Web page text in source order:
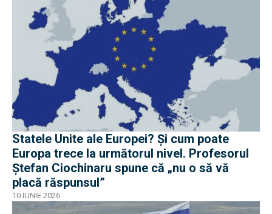
Statele Unite ale Europei? Și cum poate
Europa trece la următorul nivel. Profesorul
Ștefan Ciochinaru spune că „nu o să vă
placă răspunsul”
10 IUNIE 2026